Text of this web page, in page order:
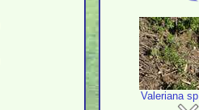
Valeriana